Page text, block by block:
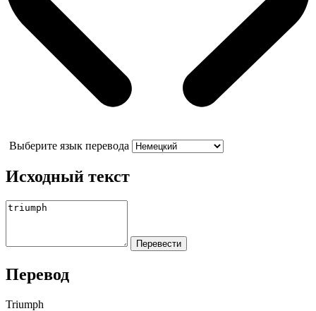
Выберите язык перевода
Исходный текст
Перевод
Triumph